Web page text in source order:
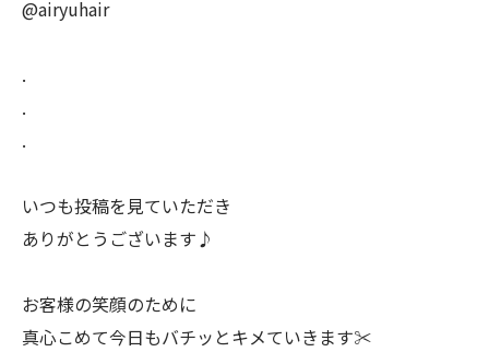
@airyuhair
.
.
.
いつも投稿を見ていただき
ありがとうございます♪
お客様の笑顔のために
真心こめて今日もバチッとキメていきます✂️